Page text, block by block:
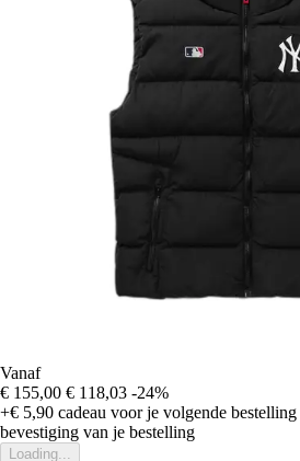
Vanaf
€ 155,00 € 118,03 -24%
+€ 5,90 cadeau voor je volgende bestelling
bevestiging van je bestelling
Loading...